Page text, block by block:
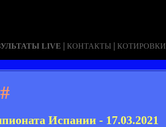
LIVE | КОНТАКТЫ | КОТИРОВКИ
Испании - 17.03.2021